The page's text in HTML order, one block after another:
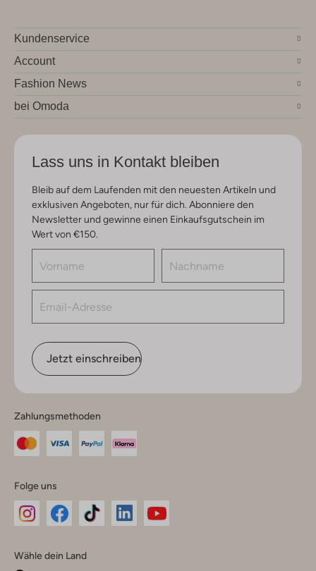
Kundenservice
Account
Fashion News
bei Omoda
Lass uns in Kontakt bleiben
Bleib auf dem Laufenden mit den neuesten Artikeln und
exklusiven Angeboten, nur für dich. Abonniere den
Newsletter und gewinne einen Einkaufsgutschein im
Wert von €150.
Jetzt einschreiben
Zahlungsmethoden
Folge uns
Instagram
Facebook
TikTok
Wähle dein Land